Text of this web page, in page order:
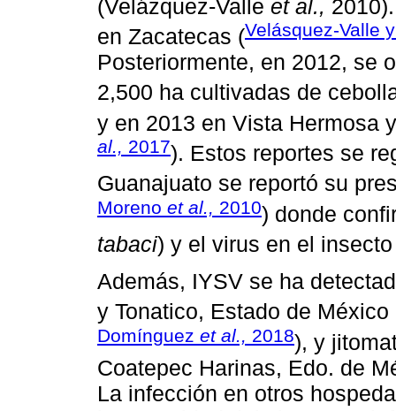
(Velázquez-Valle et al.,
en Zacatecas (Velásquez-Valle
Posteriormente, en 2012, se
2,500 ha cultivadas de
y en 2013 en Vista Hermosa
al., 2017). Estos reportes se
Guanajuato se reportó su
Moreno et al., 2010) donde
tabaci) y el virus en el
Además, IYSV se ha
y Tonatico, Estado de México
Domínguez et al., 2018), y
Coatepec Harinas, Edo. de
La infección en otros